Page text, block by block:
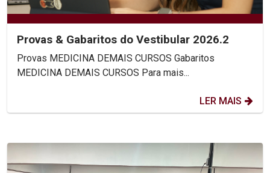
Provas & Gabaritos do Vestibular 2026.2
Provas MEDICINA DEMAIS CURSOS Gabaritos
MEDICINA DEMAIS CURSOS Para mais...
LER MAIS